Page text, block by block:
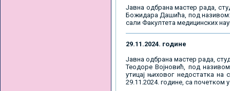
Јавна одбрана мастер рада,
Божидара Дашића, под називом:
сали Факултетa медицинских
29.11.2024. године
Јавна одбрана мастер рада,
Теодоре Војновић, под
утицај њиховог недостатка на
29.11.2024. године, са почетком